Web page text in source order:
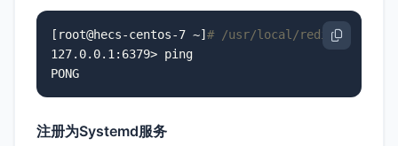
[root@hecs-centos-7 ~] # /usr/local/redis/redis-
127.0.0.1:6379> ping
PONG
注册为Systemd服务